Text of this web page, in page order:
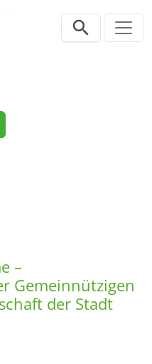
–
Gemeinnützigen
der Stadt